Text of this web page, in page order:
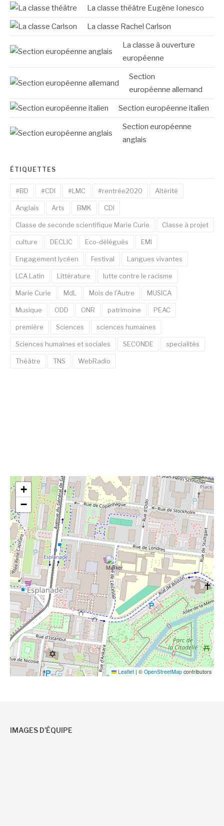
La classe théâtre Eugène Ionesco
La classe Rachel Carlson
La classe à ouverture
européenne
Section
européenne allemand
Section européenne italien
Section européenne
anglais
ÉTIQUETTES
#BD #CDI #LMC #rentrée2020 Altérité
Anglais Arts BMK CDI
Classe de seconde scientifique Marie Curie Classe à projet
culture DECLIC Eco-délégués EMI
Engagement lycéen Festival Langues vivantes
LCA Latin Littérature lutte contre le racisme
Marie Curie MdL Mois de l'Autre MUSICA
Musique ODD ONR patrimoine PEAC
première Sciences sciences humaines
Sciences humaines et sociales SECONDE specialités
Théâtre TNS WebRadio
+
−
Leaflet | © OpenStreetMapcontributors
IMAGES D’ÉQUIPE